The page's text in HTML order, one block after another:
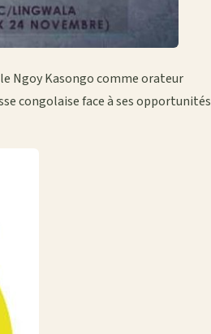
Ngoy Kasongo comme orateur
congolaise face à ses opportunités